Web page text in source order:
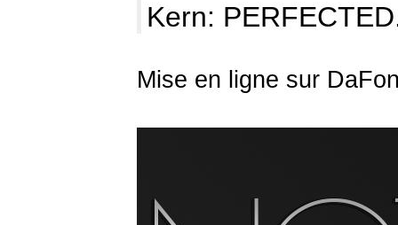
Kern:
Mise en ligne sur